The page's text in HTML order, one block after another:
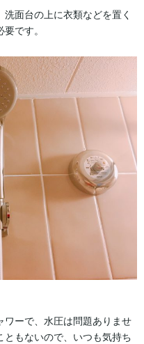
面台の上に衣類などを置く
です。
ワーで、水圧は問題ありませ
ともないので、いつも気持ち